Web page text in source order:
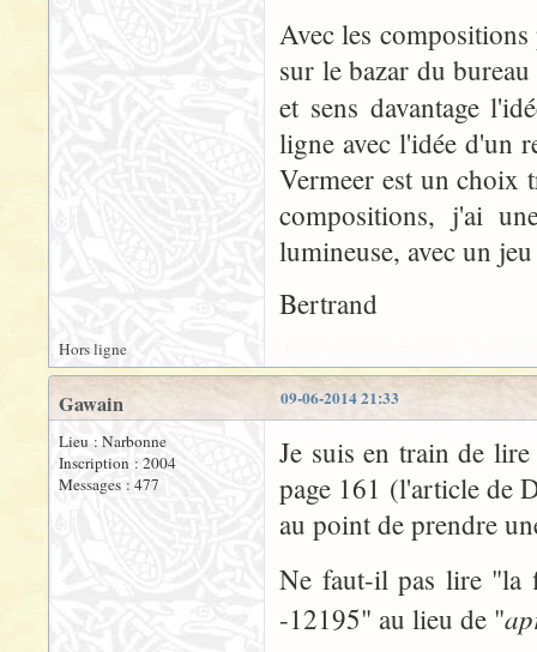
Avec les
sur le bazar du
et sens davantage
ligne avec l'idée d'un
Vermeer est un choix
compositions, j'ai
lumineuse, avec un
Bertrand
Hors ligne
09-06-2014 21:33
Gawain
Lieu : Narbonne
Inscription : 2004
Messages : 477
Je suis en train de
page 161 (l'article de
au point de prendre
Ne faut-il pas lire "la
-12195" au lieu de "